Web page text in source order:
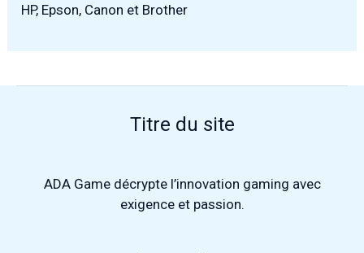
HP, Epson, Canon et Brother
Titre du site
ADA Gamedécrypte l’innovation gaming avec
exigence et passion.